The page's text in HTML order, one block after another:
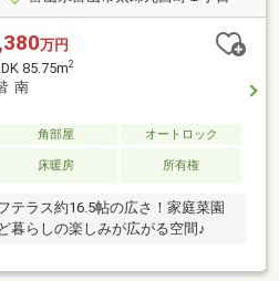
万円
85.75m2
南
角部屋
オートロック
床暖房 所有権
テラス約16.5帖の広さ！家庭菜園
暮らしの楽しみが広がる空間♪